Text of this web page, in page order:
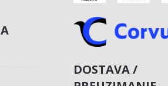
DOSTAVA /